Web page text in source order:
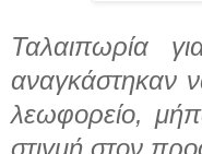
Ταλαιπωρία
αναγκάστηκαν
λεωφορείο,
στιγμή στον